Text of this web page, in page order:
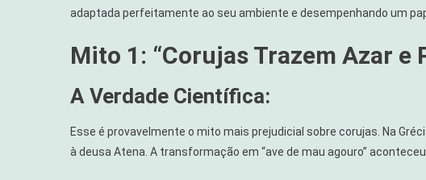
adaptada perfeitamente ao seu ambiente e desempenhando um
Mito 1: “Corujas Trazem Azar e
A Verdade Científica:
Esse é provavelmente o mito mais prejudicial sobre corujas. Na
à deusa Atena. A transformação em “ave de mau agouro”